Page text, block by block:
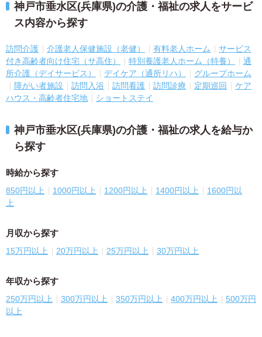
神戸市垂水区(兵庫県)の介護・福祉の求人をサービ
ス内容から探す
訪問介護 介護老人保健施設（老健） 有料老人ホーム
サービス
付き高齢者向け住宅（サ高住）
特別養護老人ホーム（特養）
通
所介護（デイサービス）
デイケア（通所リハ）
グループホーム
障がい者施設
訪問入浴 訪問看護 訪問診療 定期巡回
ケア
ハウス・高齢者住宅地
ショートステイ
神戸市垂水区(兵庫県)の介護・福祉の求人を給与か
ら探す
時給から探す
850円以上 1000円以上 1200円以上 1400円以上
1600円以
上
月収から探す
15万円以上 20万円以上 25万円以上 30万円以上
年収から探す
250万円以上 300万円以上 350万円以上 400万円以上
500万円
以上